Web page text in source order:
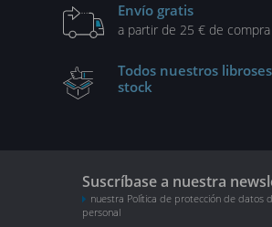
Envío gratis
a partir de 25 € de compra
Todos nuestros libros
stock
Suscríbase a nuestra
nuestra Política de protección de datos
personal